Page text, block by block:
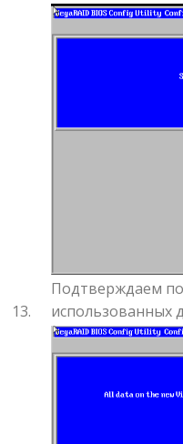
Подтверждаем
использованных